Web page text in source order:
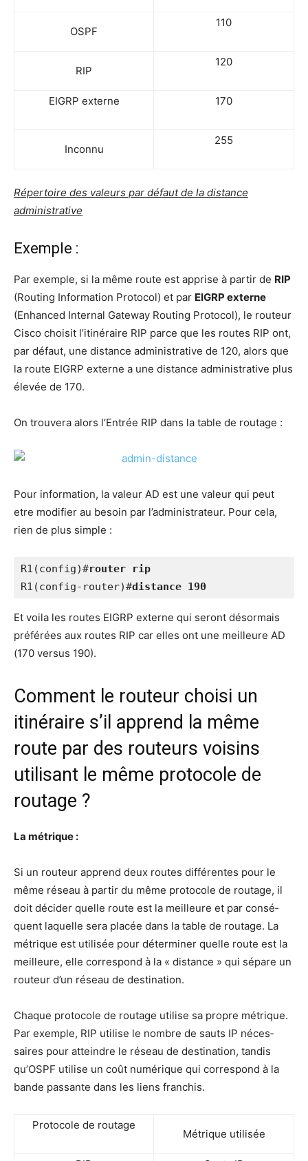
OSPF
110
RIP
120
EIGRP externe 170
Incon­nu
255
Réper­toire des valeurs par défaut de la dis­tance
administrative
Exemple :
Par exemple, si la même route est apprise à par­tir de RIP
(Rou­ting Infor­ma­tion Pro­to­col) et par EIGRP externe
(Enhan­ced Inter­nal Gate­way Rou­ting Pro­to­col), le rou­teur
Cis­co choi­sit l’i­ti­né­raire RIP parce que les routes RIP ont,
par défaut, une dis­tance admi­nis­tra­tive de 120, alors que
la route EIGRP externe a une dis­tance admi­nis­tra­tive plus
éle­vée de 170.
On trou­ve­ra alors l’Entrée RIP dans la table de routage :
Pour infor­ma­tion, la valeur AD est une valeur qui peut
etre modi­fier au besoin par l’ad­mi­nis­tra­teur. Pour cela,
rien de plus simple :
R1(config)#router rip
R1(config-router)#distance 190
Et voi­la les routes EIGRP externe qui seront désor­mais
pré­fé­rées aux routes RIP car elles ont une meilleure AD
(170 ver­sus 190).
Comment le routeur choisi un
itinéraire s’il apprend la même
route par des routeurs voisins
utilisant le même protocole de
routage ?
La métrique :
Si un rou­teur apprend deux routes dif­fé­rentes pour le
même réseau à par­tir du même pro­to­cole de rou­tage, il
doit déci­der quelle route est la meilleure et par consé­
quent laquelle sera pla­cée dans la table de rou­tage. La
métrique est uti­li­sée pour déter­mi­ner quelle route est la
meilleure, elle cor­res­pond à la « dis­tance » qui sépare un
rou­teur d’un réseau de destination.
Chaque pro­to­cole de rou­tage uti­lise sa propre métrique.
Par exemple, RIP uti­lise le nombre de sauts IP néces­
saires pour atteindre le réseau de des­ti­na­tion, tan­dis
qu’OSPF uti­lise un coût numé­rique qui cor­res­pond à la
bande pas­sante dans les liens franchis.
Pro­to­cole de routage
Métrique uti­li­sée